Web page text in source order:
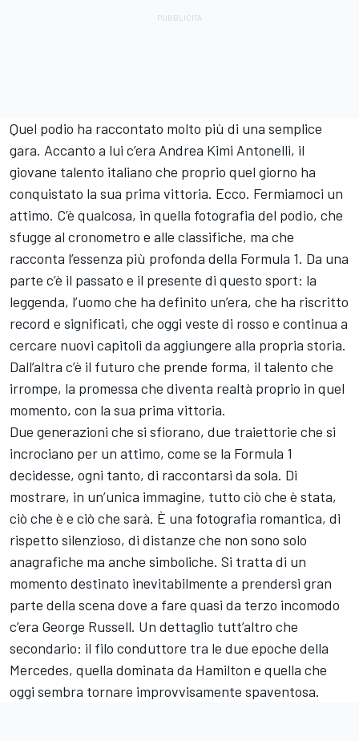
Quel podio ha raccontato molto più di una semplice
gara. Accanto a lui c’era Andrea Kimi Antonelli, il
giovane talento italiano che proprio quel giorno ha
conquistato la sua prima vittoria. Ecco. Fermiamoci un
attimo. C’è qualcosa, in quella fotografia del podio, che
sfugge al cronometro e alle classifiche, ma che
racconta l’essenza più profonda della Formula 1. Da una
parte c’è il passato e il presente di questo sport: la
leggenda, l’uomo che ha definito un’era, che ha riscritto
record e significati, che oggi veste di rosso e continua a
cercare nuovi capitoli da aggiungere alla propria storia.
Dall’altra c’è il futuro che prende forma, il talento che
irrompe, la promessa che diventa realtà proprio in quel
momento, con la sua prima vittoria.
Due generazioni che si sfiorano, due traiettorie che si
incrociano per un attimo, come se la Formula 1
decidesse, ogni tanto, di raccontarsi da sola. Di
mostrare, in un’unica immagine, tutto ciò che è stata,
ciò che è e ciò che sarà. È una fotografia romantica, di
rispetto silenzioso, di distanze che non sono solo
anagrafiche ma anche simboliche. Si tratta di un
momento destinato inevitabilmente a prendersi gran
parte della scena dove a fare quasi da terzo incomodo
c’era George Russell. Un dettaglio tutt’altro che
secondario: il filo conduttore tra le due epoche della
Mercedes, quella dominata da Hamilton e quella che
oggi sembra tornare improvvisamente spaventosa.